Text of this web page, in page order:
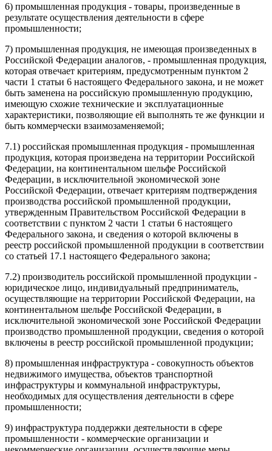
6) промышленная продукция - товары, произведенные в
результате осуществления деятельности в сфере
промышленности;
7) промышленная продукция, не имеющая произведенных в
Российской Федерации аналогов, - промышленная продукция,
которая отвечает критериям, предусмотренным пунктом 2
части 1 статьи 6 настоящего Федерального закона, и не может
быть заменена на российскую промышленную продукцию,
имеющую схожие технические и эксплуатационные
характеристики, позволяющие ей выполнять те же функции и
быть коммерчески взаимозаменяемой;
7.1) российская промышленная продукция - промышленная
продукция, которая произведена на территории Российской
Федерации, на континентальном шельфе Российской
Федерации, в исключительной экономической зоне
Российской Федерации, отвечает критериям подтверждения
производства российской промышленной продукции,
утвержденным Правительством Российской Федерации в
соответствии с пунктом 2 части 1 статьи 6 настоящего
Федерального закона, и сведения о которой включены в
реестр российской промышленной продукции в соответствии
со статьей 17.1 настоящего Федерального закона;
7.2) производитель российской промышленной продукции -
юридическое лицо, индивидуальный предприниматель,
осуществляющие на территории Российской Федерации, на
континентальном шельфе Российской Федерации, в
исключительной экономической зоне Российской Федерации
производство промышленной продукции, сведения о которой
включены в реестр российской промышленной продукции;
8) промышленная инфраструктура - совокупность объектов
недвижимого имущества, объектов транспортной
инфраструктуры и коммунальной инфраструктуры,
необходимых для осуществления деятельности в сфере
промышленности;
9) инфраструктура поддержки деятельности в сфере
промышленности - коммерческие организации и